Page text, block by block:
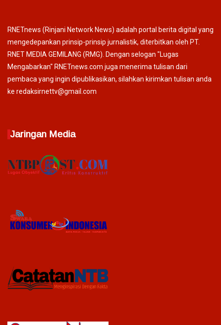
RNETnews (Rinjani Network News) adalah portal berita digital yang
mengedepankan prinsip-prinsip jurnalistik, diterbitkan oleh PT.
RNET MEDIA GEMILANG (RMG). Dengan selogan "Lugas
Mengabarkan" RNETnews.com juga menerima tulisan dari
pembaca yang ingin dipublikasikan, silahkan kirimkan tulisan anda
ke redaksirnettv@gmail.com
Jaringan Media